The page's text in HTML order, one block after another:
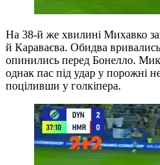
На 38-й же хвилині Михавко
й Караваєва. Обидва
опинились перед Бонелло.
однак пас під удар у порожні
поціливши у голкіпера.